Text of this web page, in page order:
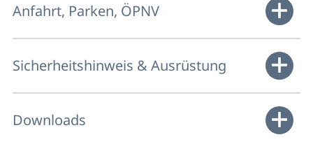
Anfahrt, Parken, ÖPNV
Sicherheitshinweis & Ausrüstung
Downloads